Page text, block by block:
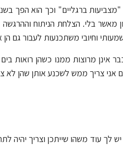
ברגליים" וכך הוא הפך
מאשר בלי. הצלחת הניתוח
וחיובי משתכנעות לעבור גם הן
מרוצות ממנו כשהן רואות
אני צריך ממש לשכנע אותן שהן לא
לך עוד משהו שייתכן וצריך יהיה